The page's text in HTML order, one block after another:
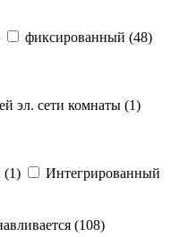
фиксированный (48)
эл. сети комнаты (1)
(1)
Интегрированный
(108)